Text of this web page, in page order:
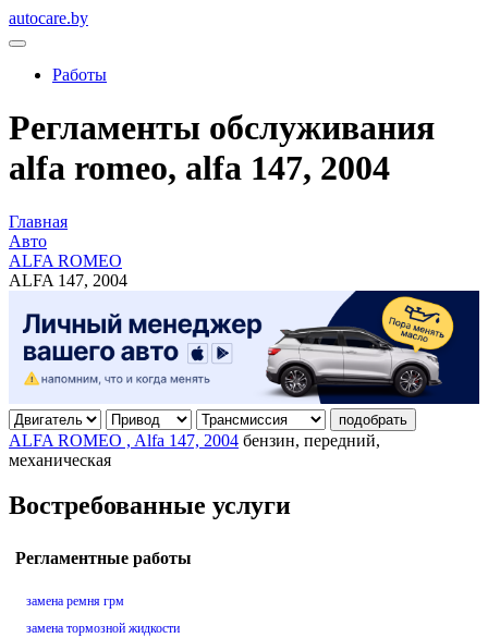
autocare.by
Работы
Регламенты обслуживания
alfa romeo, alfa 147, 2004
Главная
Авто
ALFA ROMEO
ALFA 147, 2004
подобрать
ALFA ROMEO , Alfa 147, 2004 бензин, передний,
механическая
Востребованные услуги
Регламентные работы
замена ремня грм
замена тормозной жидкости